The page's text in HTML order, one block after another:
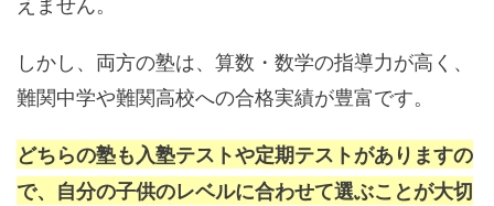
しかし、両方の塾は、算数・数学の指導力が高く、
難関中学や難関高校への合格実績が豊富です。
どちらの塾も入塾テストや定期テストがありますの
で、自分の子供のレベルに合わせて選ぶことが大切